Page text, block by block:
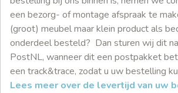
een bezorg- of montage afspraak te
(groot) meubel maar klein product als
onderdeel besteld? Dan sturen wij dit
PostNL, wanneer dit een postpakket
een track&trace, zodat u uw bestelling
Lees meer over de levertijd van uw